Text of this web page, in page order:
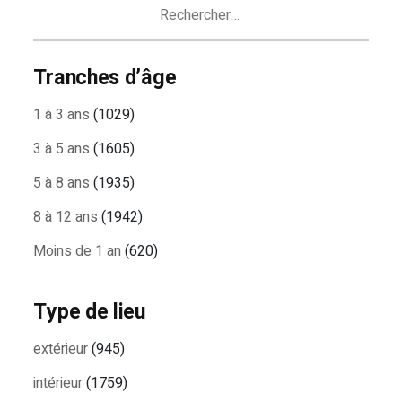
Tranches d’âge
1 à 3 ans (1029)
3 à 5 ans (1605)
5 à 8 ans (1935)
8 à 12 ans (1942)
Moins de 1 an (620)
Type de lieu
extérieur(945)
intérieur(1759)